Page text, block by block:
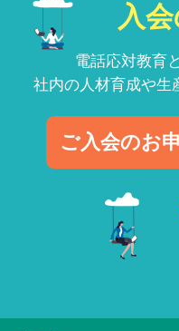
入
電話応対教育
社内の人材育成や生
ご入会のお